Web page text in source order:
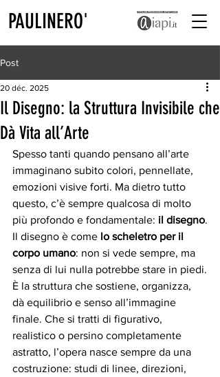
PAULINERO'
Post
Il Disegno: la Struttura Invisibile che
Dà Vita all’Arte
20 déc. 2025
Spesso tanti quando pensano all’arte
immaginano subito colori, pennellate,
emozioni visive forti. Ma dietro tutto
questo, c’è sempre qualcosa di molto
più profondo e fondamentale: il disegno.
Il disegno è come lo scheletro per il
corpo umano: non si vede sempre, ma
senza di lui nulla potrebbe stare in piedi.
È la struttura che sostiene, organizza,
dà equilibrio e senso all’immagine
finale. Che si tratti di figurativo,
realistico o persino completamente
astratto, l’opera nasce sempre da una
costruzione: studi di linee, direzioni,